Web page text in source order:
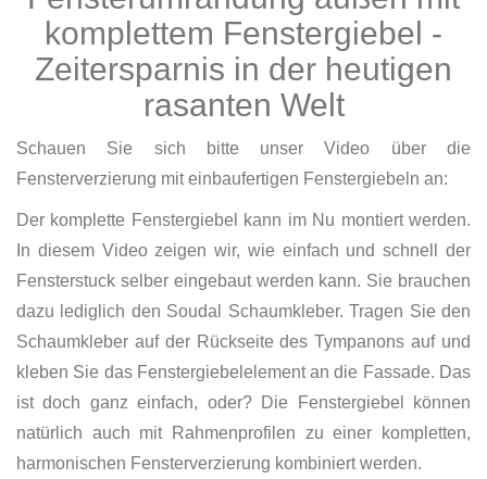
komplettem Fenstergiebel -
Zeitersparnis in der heutigen
rasanten Welt
Schauen Sie sich bitte unser Video über die
Fensterverzierung mit einbaufertigen Fenstergiebeln an:
Der komplette Fenstergiebel kann im Nu montiert werden.
In diesem Video zeigen wir, wie einfach und schnell der
Fensterstuck selber eingebaut werden kann. Sie brauchen
dazu lediglich den Soudal Schaumkleber. Tragen Sie den
Schaumkleber auf der Rückseite des Tympanons auf und
kleben Sie das Fenstergiebelelement an die Fassade. Das
ist doch ganz einfach, oder? Die Fenstergiebel können
natürlich auch mit Rahmenprofilen zu einer kompletten,
harmonischen Fensterverzierung kombiniert werden.